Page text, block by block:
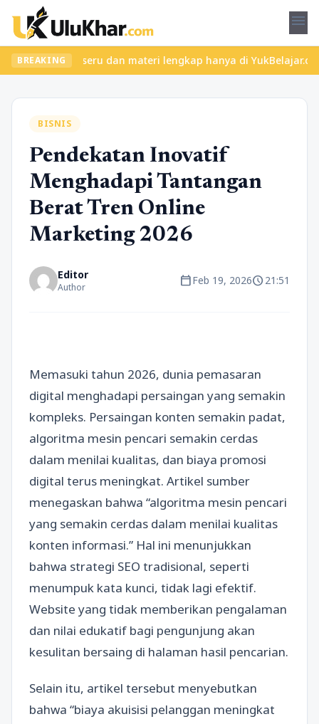
menu
BREAKING
kelas seru dan materi lengkap hanya di YukBelajar.com.
BISNIS
Pendekatan Inovatif
Menghadapi Tantangan
Berat Tren Online
Marketing 2026
Editor
Author calendar_todayFeb 19, 2026schedule21:51
Memasuki tahun 2026, dunia pemasaran
digital menghadapi persaingan yang semakin
kompleks. Persaingan konten semakin padat,
algoritma mesin pencari semakin cerdas
dalam menilai kualitas, dan biaya promosi
digital terus meningkat. Artikel sumber
menegaskan bahwa “algoritma mesin pencari
yang semakin cerdas dalam menilai kualitas
konten informasi.” Hal ini menunjukkan
bahwa strategi SEO tradisional, seperti
menumpuk kata kunci, tidak lagi efektif.
Website yang tidak memberikan pengalaman
dan nilai edukatif bagi pengunjung akan
kesulitan bersaing di halaman hasil pencarian.
Selain itu, artikel tersebut menyebutkan
bahwa “biaya akuisisi pelanggan meningkat